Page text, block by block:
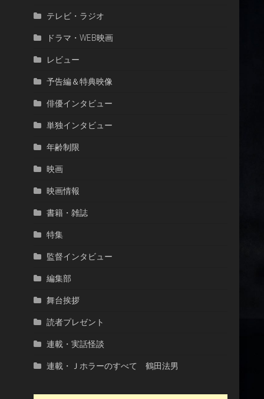
テレビ・ラジオ
ドラマ・WEB映画
レビュー
予告編＆特典映像
俳優インタビュー
単独インタビュー
年齢制限
映画
映画情報
書籍・雑誌
特集
監督インタビュー
編集部
舞台挨拶
読者プレゼント
連載・実話怪談
連載・Ｊホラーのすべて 鶴田法男